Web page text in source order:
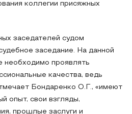
коллегии присяжных
заседателей судом
заседание. На данной
необходимо проявлять
качества, ведь
Бондаренко О.Г., «имеют
опыт, свои взгляды,
прошлые заслуги и